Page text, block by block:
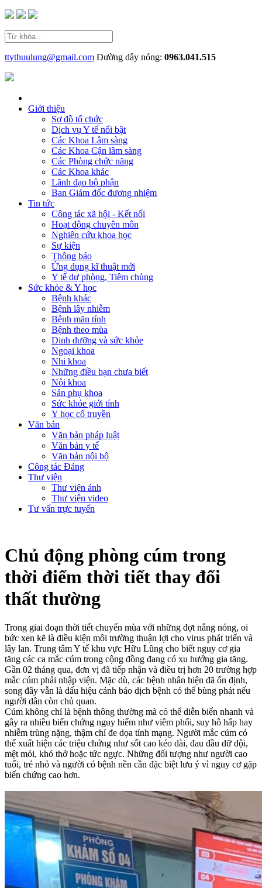
ttythuulung@gmail.com Đường dây nóng: 0963.041.515
Giới thiệu
Sơ đồ tổ chức
Dịch vụ Y tế nổi bật
Các Khoa Lâm sàng
Các Khoa Cận lâm sàng
Các Phòng chức năng
Các Khoa khác
Lãnh đạo bộ phận
Ban Giám đốc đương nhiệm
Tin tức
Công tác xã hội - Kết nối
Hoạt động chuyên môn
Nghiên cứu khoa học
Sự kiện
Thông báo
Ứng dụng kĩ thuật mới
Y tế dự phòng, Tiêm chủng
Sức khỏe & Y học
Bệnh khác
Bệnh lây nhiễm
Bệnh mãn tính
Bệnh theo mùa
Dinh dưỡng và sức khỏe
Ngoại khoa
Nhi khoa
Những điều bạn chưa biết
Nội khoa
Sản phụ khoa
Sức khỏe giới tính
Y học cổ truyền
Văn bản
Văn bản pháp luật
Văn bản y tế
Văn bản nội bộ
Công tác Đảng
Thư viện
Thư viện ảnh
Thư viện video
Tư vấn trực tuyến
Chủ động phòng cúm trong
thời điểm thời tiết thay đổi
thất thường
Trong giai đoạn thời tiết chuyển mùa với những đợt nắng nóng, oi
bức xen kẽ là điều kiện môi trường thuận lợi cho virus phát triển và
lây lan. Trung tâm Y tế khu vực Hữu Lũng cho biết nguy cơ gia
tăng các ca mắc cúm trong cộng đồng đang có xu hướng gia tăng.
Gần 02 tháng qua, đơn vị đã tiếp nhận và điều trị hơn 20 trường hợp
mắc cúm phải nhập viện. Mặc dù, các bệnh nhân hiện đã ổn định,
song đây vẫn là dấu hiệu cảnh báo dịch bệnh có thể bùng phát nếu
người dân còn chủ quan.
Cúm không chỉ là bệnh thông thường mà có thể diễn biến nhanh và
gây ra nhiều biến chứng nguy hiểm như viêm phổi, suy hô hấp hay
nhiễm trùng nặng, thậm chí đe dọa tính mạng. Người mắc cúm có
thể xuất hiện các triệu chứng như sốt cao kéo dài, đau đầu dữ dội,
mệt mỏi, khó thở hoặc tức ngực. Những đối tượng như người cao
tuổi, trẻ nhỏ và người có bệnh nền cần đặc biệt lưu ý vì nguy cơ gặp
biến chứng cao hơn.